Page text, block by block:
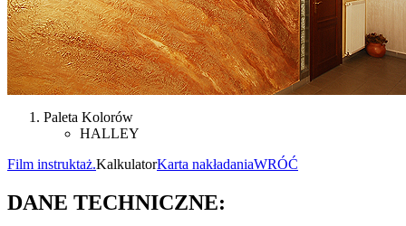
Paleta Kolorów
HALLEY
Film instruktaż.KalkulatorKarta nakładaniaWRÓĆ
DANE TECHNICZNE: